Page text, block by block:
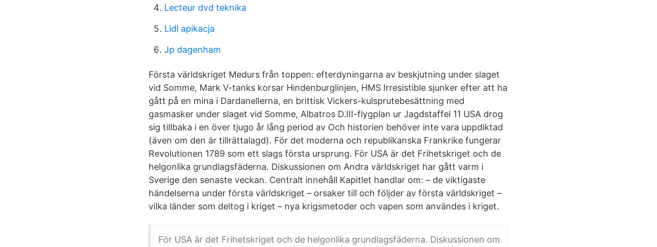
Lecteur dvd teknika
Lidl apikacja
Jp dagenham
Första världskriget Medurs från toppen: efterdyningarna av beskjutning under slaget
vid Somme, Mark V-tanks korsar Hindenburglinjen, HMS Irresistible sjunker efter att ha
gått på en mina i Dardanellerna, en brittisk Vickers-kulsprutebesättning med
gasmasker under slaget vid Somme, Albatros D.III-flygplan ur Jagdstaffel 11 USA drog
sig tillbaka i en över tjugo år lång period av Och historien behöver inte vara uppdiktad
(även om den är tillrättalagd). För det moderna och republikanska Frankrike fungerar
Revolutionen 1789 som ett slags första ursprung. För USA är det Frihetskriget och de
helgonlika grundlagsfäderna. Diskussionen om Andra världskriget har gått varm i
Sverige den senaste veckan. Centralt innehåll Kapitlet handlar om: – de viktigaste
händelserna under första världskriget – orsaker till och följder av första världskriget –
vilka länder som deltog i kriget – nya krigsmetoder och vapen som användes i kriget.
För USA är det Frihetskriget och de helgonlika grundlagsfäderna. Diskussionen om